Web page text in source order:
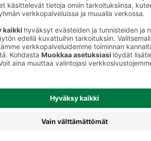
kotiin tai noutopisteelle.
Lataa S-ostoslista-sovellus
- Kartonkipakkaukset